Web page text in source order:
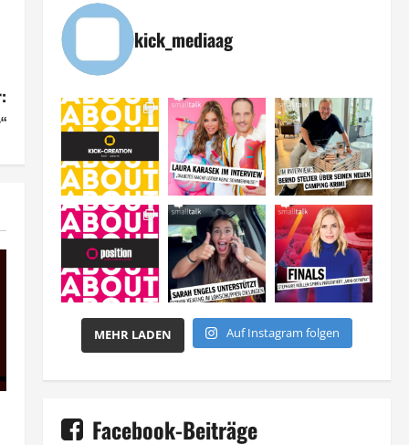
kick_mediaag
MEHR LADEN Auf Instagram folgen
Facebook-Beiträge